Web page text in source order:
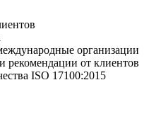
организации
от клиентов
ISO 17100:2015